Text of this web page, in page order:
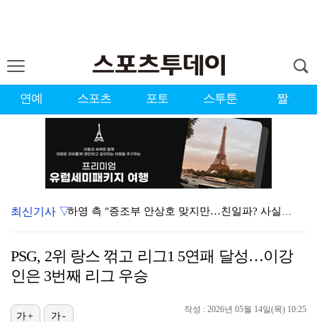
연예 스포츠 포토 스투툰 짤
하영 측 "증조부 안상호 맞지만…친일파? 사실무근" […
"블랙핑크 데뷔 10주년 행사로 국중박 입장 통제"…문…
'친일 의혹' 하영 증조부 안상호, 고종 독살 의혹까지…
최신기사 ▽
PSG, 2위 랑스 꺾고 리그1 5연패 달성…이강
인은 3번째 리그 우승
작성 : 2026년 05월 14일(목) 10:25
가+ 가-